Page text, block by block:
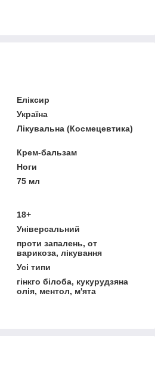
Еліксир
Україна
Лікувальна (Космецевтика)
Крем-бальзам
Ноги
75 мл
18+
Універсальний
проти запалень, от
варикоза, лікування
Усі типи
гінкго білоба, кукурудзяна
олія, ментол, м'ята